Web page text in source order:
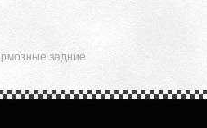
задние